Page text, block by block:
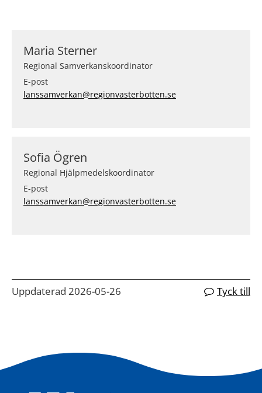
Maria Sterner
Regional Samverkanskoordinator
E-post
lanssamverkan@regionvasterbotten.se
Sofia Ögren
Regional Hjälpmedelskoordinator
E-post
lanssamverkan@regionvasterbotten.se
Uppdaterad 2026-05-26 Tyck till